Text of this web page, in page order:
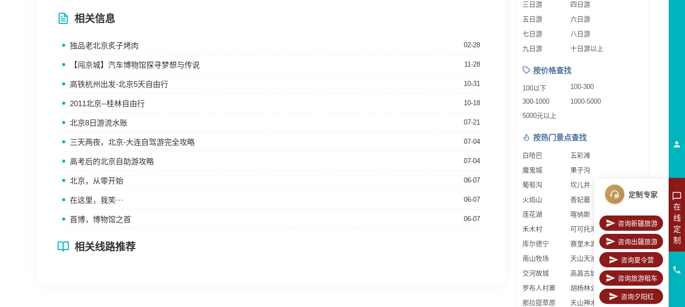
相关信息
独品老北京炙子烤肉 02-28
【闯京城】汽车博物馆探寻梦想与传说 11-28
高铁杭州出发-北京5天自由行 10-31
2011北京--桂林自由行 10-18
北京8日游流水账 07-21
三天两夜，北京-大连自驾游完全攻略 07-04
高考后的北京自助游攻略 07-04
北京，从零开始 06-07
在这里，我笑··· 06-07
首博，博物馆之首 06-07
相关线路推荐
三日游
四日游
五日游
六日游
七日游
八日游
九日游
十日游以上
按价格查找
100以下
100-300
300-1000
1000-5000
5000元以上
按热门景点查找
白哈巴
五彩滩
魔鬼城
果子沟
葡萄沟
坎儿井
火焰山
香妃墓
莲花湖
喀纳斯
禾木村
可可托海
库尔德宁
赛里木湖
南山牧场
天山天池
交河故城
高昌古城
罗布人村寨
胡杨林公园
那拉提草原
天山神木园
在
线
定
制
定制专家
咨询新疆旅游
咨询出疆旅游
咨询夏令营
咨询旅游租车
咨询夕阳红